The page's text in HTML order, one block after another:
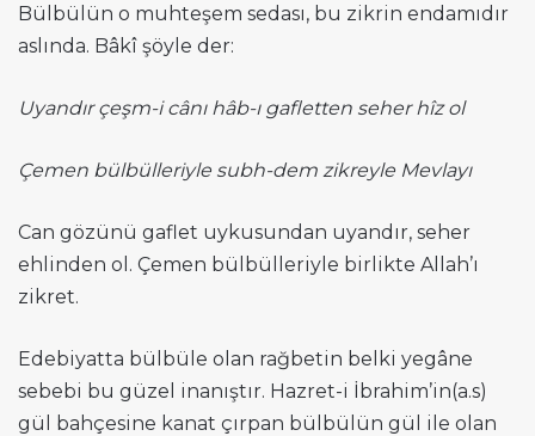
Bülbülün o muhteşem sedası, bu zikrin endamıdır
aslında. Bâkî şöyle der:
Uyandır çeşm-i cânı hâb-ı gafletten seher hîz ol
Çemen bülbülleriyle subh-dem zikreyle Mevlayı
Can gözünü gaflet uykusundan uyandır, seher
ehlinden ol. Çemen bülbülleriyle birlikte Allah’ı
zikret.
Edebiyatta bülbüle olan rağbetin belki yegâne
sebebi bu güzel inanıştır. Hazret-i İbrahim’in(a.s)
gül bahçesine kanat çırpan bülbülün gül ile olan